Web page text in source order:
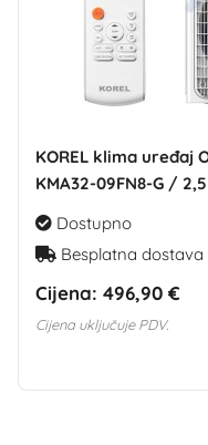
KOREL klima uređaj
KMA32-09FN8-G /
Dostupno
Besplatna dostava
Cijena: 496,90 €
Cijena uključuje PDV.